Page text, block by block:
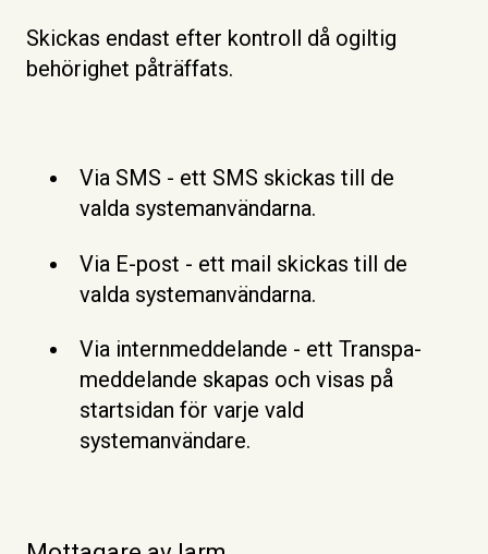
Skickas endast efter kontroll då ogiltig
behörighet påträffats.
Via SMS - ett SMS skickas till de
valda systemanvändarna.
Via E-post - ett mail skickas till de
valda systemanvändarna.
Via internmeddelande - ett Transpa-
meddelande skapas och visas på
startsidan för varje vald
systemanvändare.